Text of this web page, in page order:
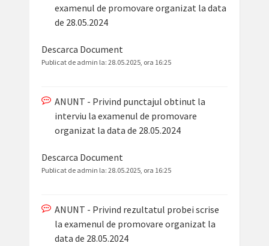
examenul de promovare organizat la data
de 28.05.2024
Descarca Document
Publicat de admin la: 28.05.2025, ora 16:25
ANUNT - Privind punctajul obtinut la
interviu la examenul de promovare
organizat la data de 28.05.2024
Descarca Document
Publicat de admin la: 28.05.2025, ora 16:25
ANUNT - Privind rezultatul probei scrise
la examenul de promovare organizat la
data de 28.05.2024